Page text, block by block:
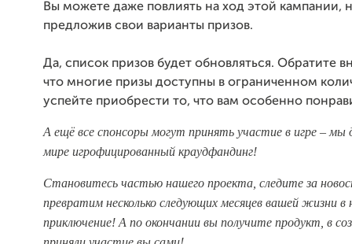
Вы можете даже повлиять на ход этой кампании,
предложив свои варианты призов.
Да, список призов будет обновляться. Обратите
что многие призы доступны в ограниченном
успейте приобрести то, что вам особенно
А ещё все спонсоры могут принять участие в игре – мы
мире игрофицированный краудфандинг!
Становитесь частью нашего проекта, следите за
превратим несколько следующих месяцев вашей жизни в
приключение! А по окончании вы получите продукт, в